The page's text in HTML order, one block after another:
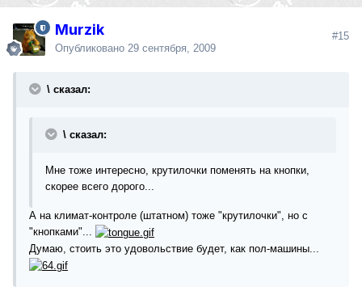
Murzik
Опубликовано 29 сентября, 2009
#15
\ сказал:
\ сказал:
Мне тоже интересно, крутилочки поменять на кнопки,
скорее всего дорого...
А на климат-контроле (штатном) тоже "крутилочки", но с
"кнопками"...
Думаю, стоить это удовольствие будет, как пол-машины...